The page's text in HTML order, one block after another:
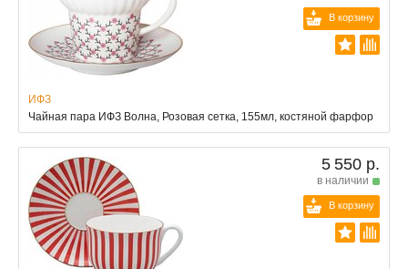
В корзину
ИФЗ
Чайная пара ИФЗ Волна, Розовая сетка, 155мл, костяной фарфор
5 550 р.
в наличии
В корзину